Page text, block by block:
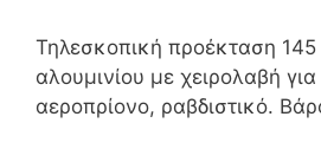
Τηλεσκοπική προέκταση
αλουμινίου με χειρολαβή
αεροπρίονο, ραβδιστικό.